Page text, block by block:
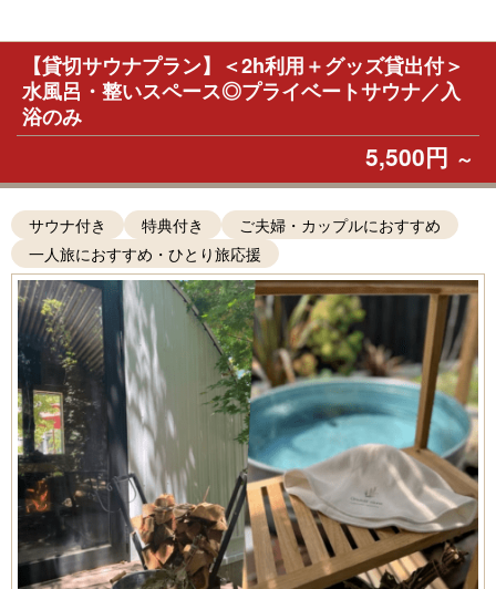
【貸切サウナプラン】＜2h利用＋グッズ貸出付＞
水風呂・整いスペース◎プライベートサウナ／入
浴のみ
5,500円 ～
サウナ付き 特典付き
ご夫婦・カップルにおすすめ
一人旅におすすめ・ひとり旅応援